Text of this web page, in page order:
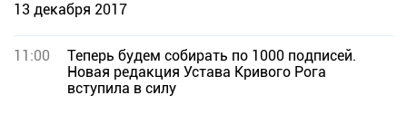
13 декабря 2017
11:00
Теперь будем собирать по 1000 подписей.
Новая редакция Устава Кривого Рога
вступила в силу